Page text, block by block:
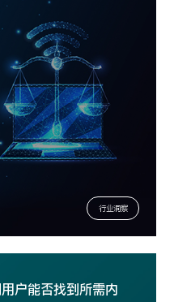
行业洞察
户能否找到所需内